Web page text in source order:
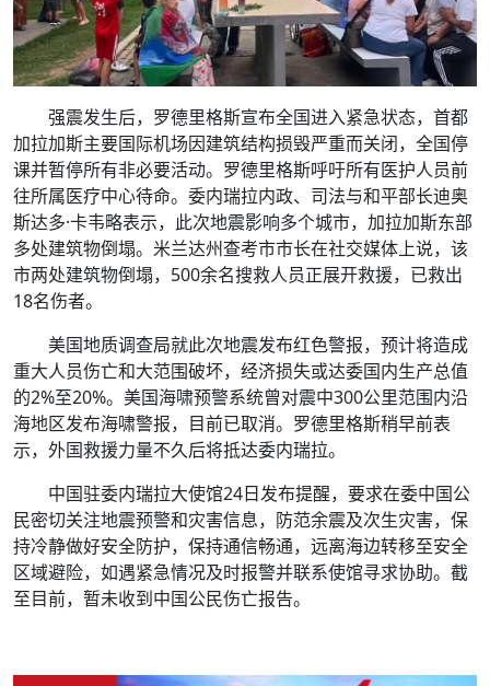
强震发生后，罗德里格斯宣布全国进入紧急状态，首都
加拉加斯主要国际机场因建筑结构损毁严重而关闭，全国停
课并暂停所有非必要活动。罗德里格斯呼吁所有医护人员前
往所属医疗中心待命。委内瑞拉内政、司法与和平部长迪奥
斯达多·卡韦略表示，此次地震影响多个城市，加拉加斯东部
多处建筑物倒塌。米兰达州查考市市长在社交媒体上说，该
市两处建筑物倒塌，500余名搜救人员正展开救援，已救出
18名伤者。
美国地质调查局就此次地震发布红色警报，预计将造成
重大人员伤亡和大范围破坏，经济损失或达委国内生产总值
的2%至20%。美国海啸预警系统曾对震中300公里范围内沿
海地区发布海啸警报，目前已取消。罗德里格斯稍早前表
示，外国救援力量不久后将抵达委内瑞拉。
中国驻委内瑞拉大使馆24日发布提醒，要求在委中国公
民密切关注地震预警和灾害信息，防范余震及次生灾害，保
持冷静做好安全防护，保持通信畅通，远离海边转移至安全
区域避险，如遇紧急情况及时报警并联系使馆寻求协助。截
至目前，暂未收到中国公民伤亡报告。